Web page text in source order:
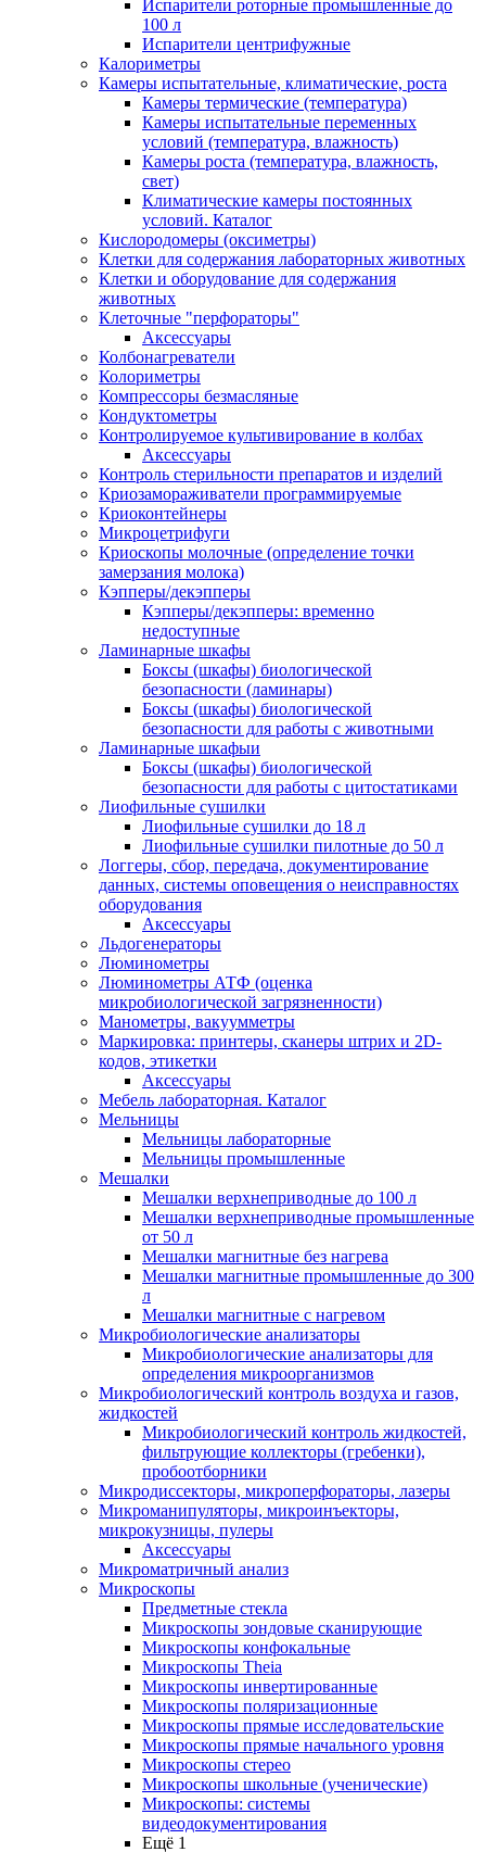
Испарители роторные промышленные до
100 л
Испарители центрифужные
Калориметры
Камеры испытательные, климатические, роста
Камеры термические (температура)
Камеры испытательные переменных
условий (температура, влажность)
Камеры роста (температура, влажность,
свет)
Климатические камеры постоянных
условий. Каталог
Кислородомеры (оксиметры)
Клетки для содержания лабораторных животных
Клетки и оборудование для содержания
животных
Клеточные "перфораторы"
Аксессуары
Колбонагреватели
Колориметры
Компрессоры безмасляные
Кондуктометры
Контролируемое культивирование в колбах
Аксессуары
Контроль стерильности препаратов и изделий
Криозамораживатели программируемые
Криоконтейнеры
Микроцетрифуги
Криоскопы молочные (определение точки
замерзания молока)
Кэпперы/декэпперы
Кэпперы/декэпперы: временно
недоступные
Ламинарные шкафы
Боксы (шкафы) биологической
безопасности (ламинары)
Боксы (шкафы) биологической
безопасности для работы с животными
Ламинарные шкафыи
Боксы (шкафы) биологической
безопасности для работы с цитостатиками
Лиофильные сушилки
Лиофильные сушилки до 18 л
Лиофильные сушилки пилотные до 50 л
Логгеры, сбор, передача, документирование
данных, системы оповещения о неисправностях
оборудования
Аксессуары
Льдогенераторы
Люминометры
Люминометры АТФ (оценка
микробиологической загрязненности)
Манометры, вакуумметры
Маркировка: принтеры, сканеры штрих и 2D-
кодов, этикетки
Аксессуары
Мебель лабораторная. Каталог
Мельницы
Мельницы лабораторные
Мельницы промышленные
Мешалки
Мешалки верхнеприводные до 100 л
Мешалки верхнеприводные промышленные
от 50 л
Мешалки магнитные без нагрева
Мешалки магнитные промышленные до 300
л
Мешалки магнитные с нагревом
Микробиологические анализаторы
Микробиологические анализаторы для
определения микроорганизмов
Микробиологический контроль воздуха и газов,
жидкостей
Микробиологический контроль жидкостей,
фильтрующие коллекторы (гребенки),
пробоотборники
Микродиссекторы, микроперфораторы, лазеры
Микроманипуляторы, микроинъекторы,
микрокузницы, пулеры
Аксессуары
Микроматричный анализ
Микроскопы
Предметные стекла
Микроскопы зондовые сканирующие
Микроскопы конфокальные
Микроскопы Theia
Микроскопы инвертированные
Микроскопы поляризационные
Микроскопы прямые исследовательские
Микроскопы прямые начального уровня
Микроскопы стерео
Микроскопы школьные (ученические)
Микроскопы: системы
видеодокументирования
Ещё 1